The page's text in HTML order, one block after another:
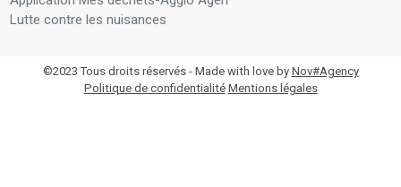
Lutte contre les nuisances
©2023 Tous droits réservés - Made with love by Nov#Agency
Politique de confidentialité Mentions légales